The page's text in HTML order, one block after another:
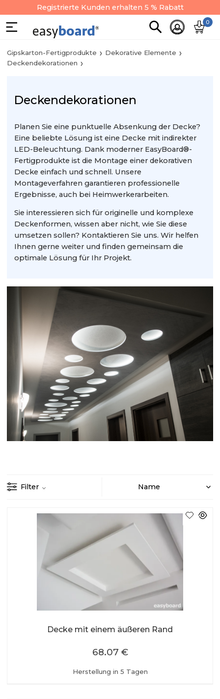
Registrierte Kunden erhalten 5 % Rabatt
0
Gipskarton-Fertigprodukte
Dekorative Elemente
Deckendekorationen
Deckendekorationen
Planen Sie eine punktuelle Absenkung der Decke?
Eine beliebte Lösung ist eine Decke mit indirekter
LED-Beleuchtung. Dank moderner EasyBoard®-
Fertigprodukte ist die Montage einer dekorativen
Decke einfach und schnell. Unsere
Montageverfahren garantieren professionelle
Ergebnisse, auch bei Heimwerkerarbeiten.
Sie interessieren sich für originelle und komplexe
Deckenformen, wissen aber nicht, wie Sie diese
umsetzen sollen? Kontaktieren Sie uns. Wir helfen
Ihnen gerne weiter und finden gemeinsam die
optimale Lösung für Ihr Projekt.
Filter
Decke mit einem äußeren Rand
Herstellung in 5 Tagen
68.07 €